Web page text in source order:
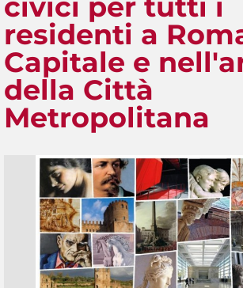
residenti a
Capitale e
della Città
Metropolitana